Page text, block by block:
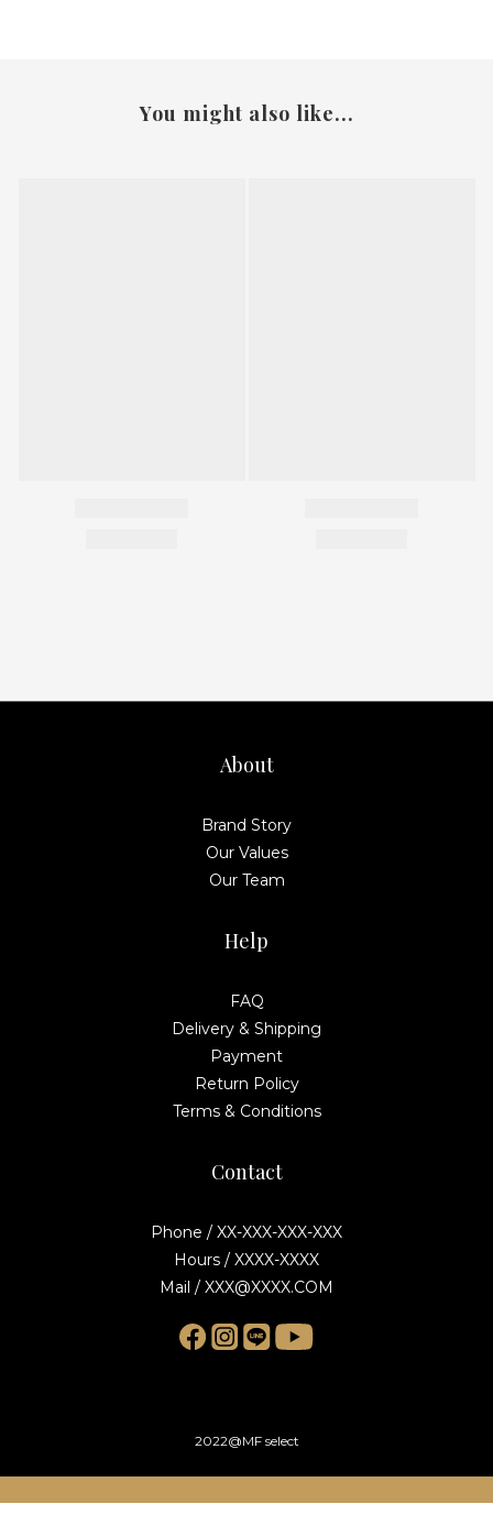
You might also like...
About
Brand Story
Our Values
Our Team
Help
FAQ
Delivery & Shipping
Payment
Return Policy
Terms & Conditions
Contact
Phone / XX-XXX-XXX-XXX
Hours / XXXX-XXXX
Mail / XXX@XXXX.COM
2022@MF select